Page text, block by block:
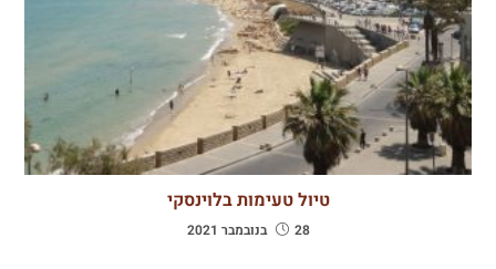
טיול טעימות בלוינסקי
28 בנובמבר 2021